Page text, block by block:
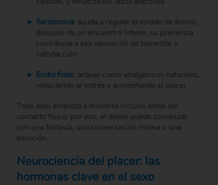
Serotonina: ayuda a regular el estado de ánimo,
después de un encuentro íntimo, su presencia
contribuye a esa sensación de bienestar y
satisfacción
Endorfinas: actúan como analgésicos naturales,
reduciendo el estrés y aumentando el placer
Todo esto empieza a moverse incluso antes del
contacto físico; por eso, el deseo puede comenzar
con una fantasía, una conversación íntima o una
emoción.
Neurociencia del placer: las
hormonas clave en el sexo